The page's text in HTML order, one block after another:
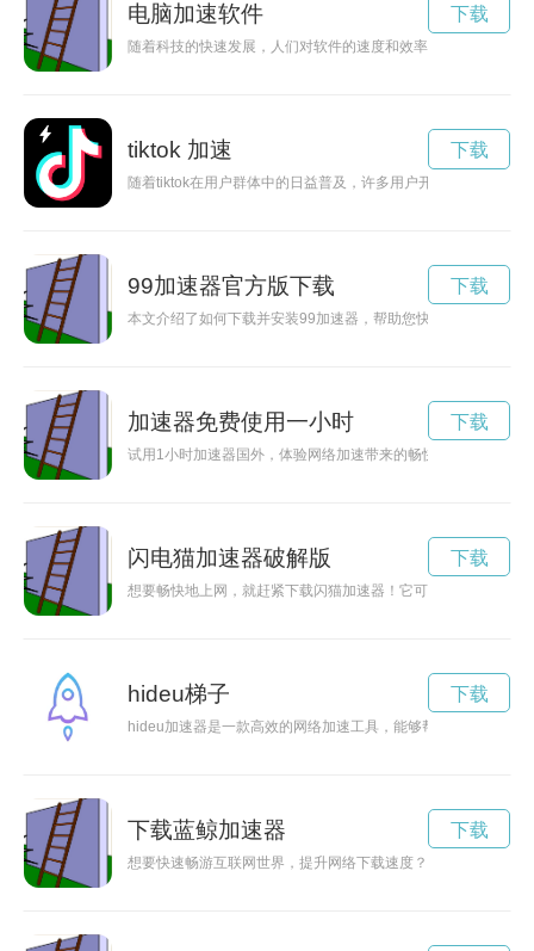
电脑加速软件
随着科技的快速发展，人们对软件的速度和效率要求也越来越
下载
tiktok 加速
随着tiktok在用户群体中的日益普及，许多用户开始寻找更加便
下载
99加速器官方版下载
本文介绍了如何下载并安装99加速器，帮助您快速优化网络连
下载
加速器免费使用一小时
试用1小时加速器国外，体验网络加速带来的畅快感受。
下载
闪电猫加速器破解版
想要畅快地上网，就赶紧下载闪猫加速器！它可以帮助你加速
下载
hideu梯子
hideu加速器是一款高效的网络加速工具，能够帮助用户解决网
下载
下载蓝鲸加速器
想要快速畅游互联网世界，提升网络下载速度？那么不妨尝试
下载